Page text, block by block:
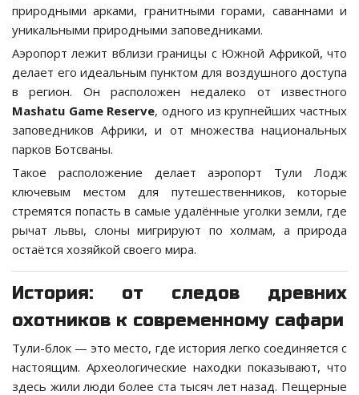
природными арками, гранитными горами, саваннами и
уникальными природными заповедниками.
Аэропорт лежит вблизи границы с Южной Африкой, что
делает его идеальным пунктом для воздушного доступа
в регион. Он расположен недалеко от известного
Mashatu Game Reserve, одного из крупнейших частных
заповедников Африки, и от множества национальных
парков Ботсваны.
Такое расположение делает аэропорт Тули Лодж
ключевым местом для путешественников, которые
стремятся попасть в самые удалённые уголки земли, где
рычат львы, слоны мигрируют по холмам, а природа
остаётся хозяйкой своего мира.
История: от следов древних
охотников к современному сафари
Тули-блок — это место, где история легко соединяется с
настоящим. Археологические находки показывают, что
здесь жили люди более ста тысяч лет назад. Пещерные